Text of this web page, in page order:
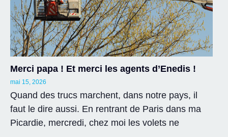
Merci papa ! Et merci les agents d’Enedis !
mai 15, 2026
Quand des trucs marchent, dans notre pays, il
faut le dire aussi. En rentrant de Paris dans ma
Picardie, mercredi, chez moi les volets ne